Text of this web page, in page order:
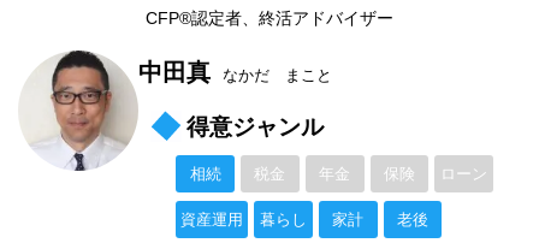
CFP®認定者、終活アドバイザー
中田真 なかだ まこと
得意ジャンル
相続 税金 年金 保険 ローン
資産運用 暮らし 家計 老後